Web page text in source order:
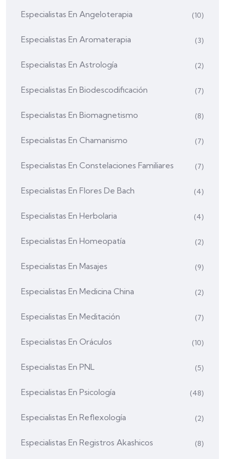
Especialistas En Angeloterapia (10)
Especialistas En Aromaterapia (3)
Especialistas En Astrología (2)
Especialistas En Biodescodificación (7)
Especialistas En Biomagnetismo (8)
Especialistas En Chamanismo (7)
Especialistas En Constelaciones Familiares (7)
Especialistas En Flores De Bach (4)
Especialistas En Herbolaria (4)
Especialistas En Homeopatía (2)
Especialistas En Masajes (9)
Especialistas En Medicina China (2)
Especialistas En Meditación (7)
Especialistas En Oráculos (10)
Especialistas En PNL (5)
Especialistas En Psicología (48)
Especialistas En Reflexología (2)
Especialistas En Registros Akashicos (8)